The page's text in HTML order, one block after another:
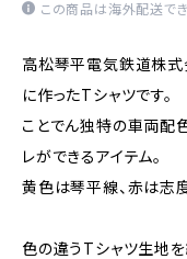
この商品は海外配送でき
高松琴平電気鉄道株
に作ったTシャツです。
ことでん独特の車両配
レができるアイテム。
黄色は琴平線、赤は志
色の違うTシャツ生地